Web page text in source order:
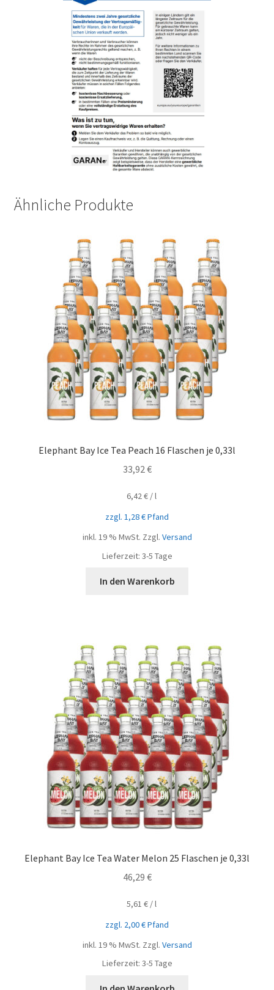
Ähnliche Produkte
Elephant Bay Ice Tea Peach 16 Flaschen je 0,33l
33,92 €
6,42€/l
zzgl. 1,28€Pfand
inkl. 19 % MwSt. Zzgl. Versand
Lieferzeit: 3-5 Tage
In den Warenkorb
Elephant Bay Ice Tea Water Melon 25 Flaschen je 0,33l
46,29 €
5,61 €/l
zzgl. 2,00€Pfand
inkl. 19 % MwSt. Zzgl. Versand
Lieferzeit: 3-5 Tage